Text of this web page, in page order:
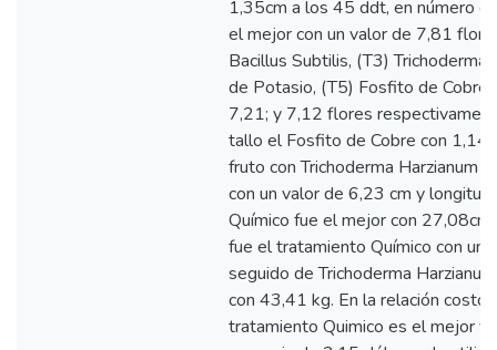
1,35cm a los 45 ddt, en número
el mejor con un valor de 7,81
Bacillus Subtilis, (T3) Trichoderma
de Potasio, (T5) Fosfito de Cobre
7,21; y 7,12 flores
tallo el Fosfito de Cobre con 1,14
fruto con Trichoderma Harzianum
con un valor de 6,23 cm y
Químico fue el mejor con
fue el tratamiento Químico con un
seguido de Trichoderma
con 43,41 kg. En la relación
tratamiento Quimico es el mejor